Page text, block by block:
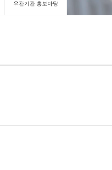
유관기관 홍보마당